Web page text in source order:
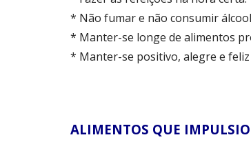
* Não fumar e não consumir
* Manter-se longe de alimentos
* Manter-se positivo, alegre e
ALIMENTOS QUE